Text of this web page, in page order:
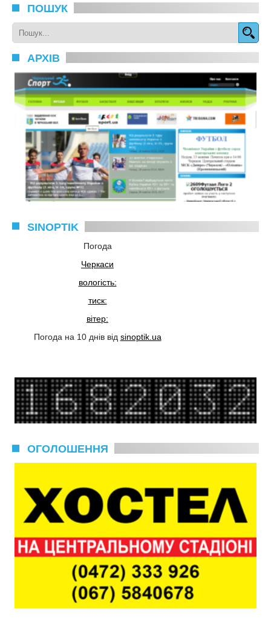
ПОШУК
АРХІВ
SINOPTIK
Погода
Черкаси
вологість:
тиск:
вітер:
Погода на 10 днів від sinoptik.ua
ОГОЛОШЕННЯ